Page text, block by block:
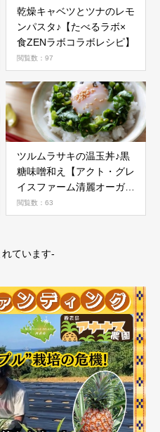
乾燥キャベツとツナのレモ
ンパスタ♪【たべるラボ×
食ZENラボコラボレシピ】
閲覧数：97
ツルムラサキの温玉丼♪黒
糖味噌和え【アクト・グレ
イスファーム清麗オーガニ
ック野菜活用レシピ】
閲覧数：63
ています-